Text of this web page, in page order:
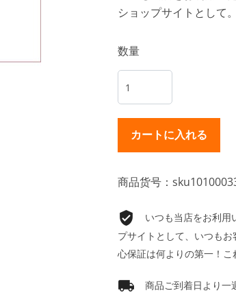
ショップサイトとして。
数量
商品货号：
いつも当店をお利
プサイトとして、いつも
心保証は何よりの第一！こ
商品ご到着日より一